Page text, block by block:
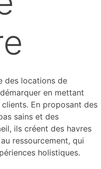
des locations de
en mettant
En proposant des
sains et des
ils créent des havres
ressourcement, qui
holistiques.